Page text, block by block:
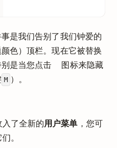
是我们告别了我们钟爱的
色）顶栏。现在它被替换
是当您点击
图标来隐藏
M ）。
了全新的用户菜单 ，您可
。